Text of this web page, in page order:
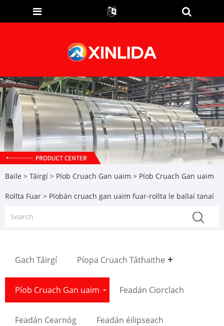
Baile > Táirgí > Píob Cruach Gan uaim > Píob Cruach Gan uaim
Rollta Fuar > Píobán cruach gan uaim fuar-rollta le ballaí tanaí
Gach Táirgí Píopa Cruach Táthaithe
Píob Cruach Gan uaim Feadán Ciorclach
Feadán Cearnóg Feadán éilipseach